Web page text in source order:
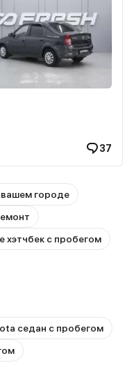
37
городе
хэтчбек с пробегом
седан с пробегом